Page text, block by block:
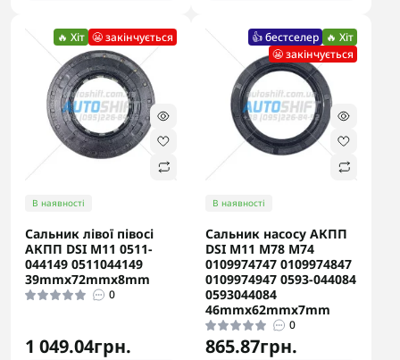
🔥 Хіт 😬 закінчується
В наявності
Сальник лівої півосі
АКПП DSI M11 0511-
044149 0511044149
39mmx72mmx8mm
0
1 049.04грн.
👍 бестселер 🔥 Хіт
😬 закінчується
В наявності
Сальник насосу АКПП
DSI M11 M78 M74
0109974747 0109974847
0109974947 0593-044084
0593044084
46mmx62mmx7mm
0
865.87грн.